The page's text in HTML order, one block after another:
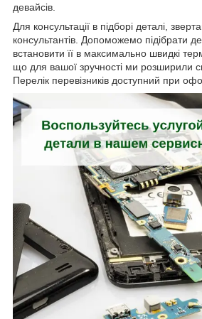
девайсів.
Для консультації в підборі деталі,
консультантів. Допоможемо підібрати
встановити її в максимально швидкі
що для вашої зручності ми розширили
Перелік перевізників доступний при